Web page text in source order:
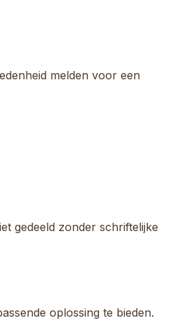
melden voor een
gedeeld zonder schriftelijke
oplossing te bieden.